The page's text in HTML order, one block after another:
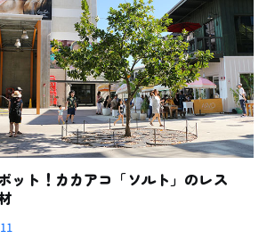
ット！カカアコ「ソルト」のレス